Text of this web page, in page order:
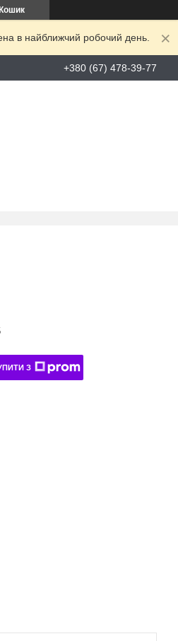
Кошик
в найближчий робочий день.
+380 (67) 478-39-77
З